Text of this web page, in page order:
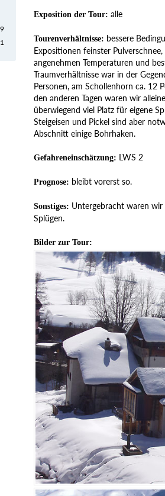
Exposition der Tour: alle
Tourenverhältnisse: bessere
Expositionen feinster
angenehmen Temperaturen und
Traumverhältnisse war in der
Personen, am Schollenhorn ca. 12
den anderen Tagen waren wir
überwiegend viel Platz für eigene
Steigeisen und Pickel sind aber
Abschnitt einige Bohrhaken.
Gefahreneinschätzung: LWS 2
Prognose: bleibt vorerst so.
Sonstiges: Untergebracht waren
Splügen.
Bilder zur Tour: